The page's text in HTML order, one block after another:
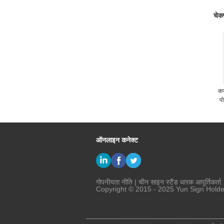
ऑनलाइन कनेक्ट
गोपनीयता नीति | चीन साइन स्टैंड धारकआपूर्तिकर्ता.
Copyright © 2015 - 2025 Yun Sign